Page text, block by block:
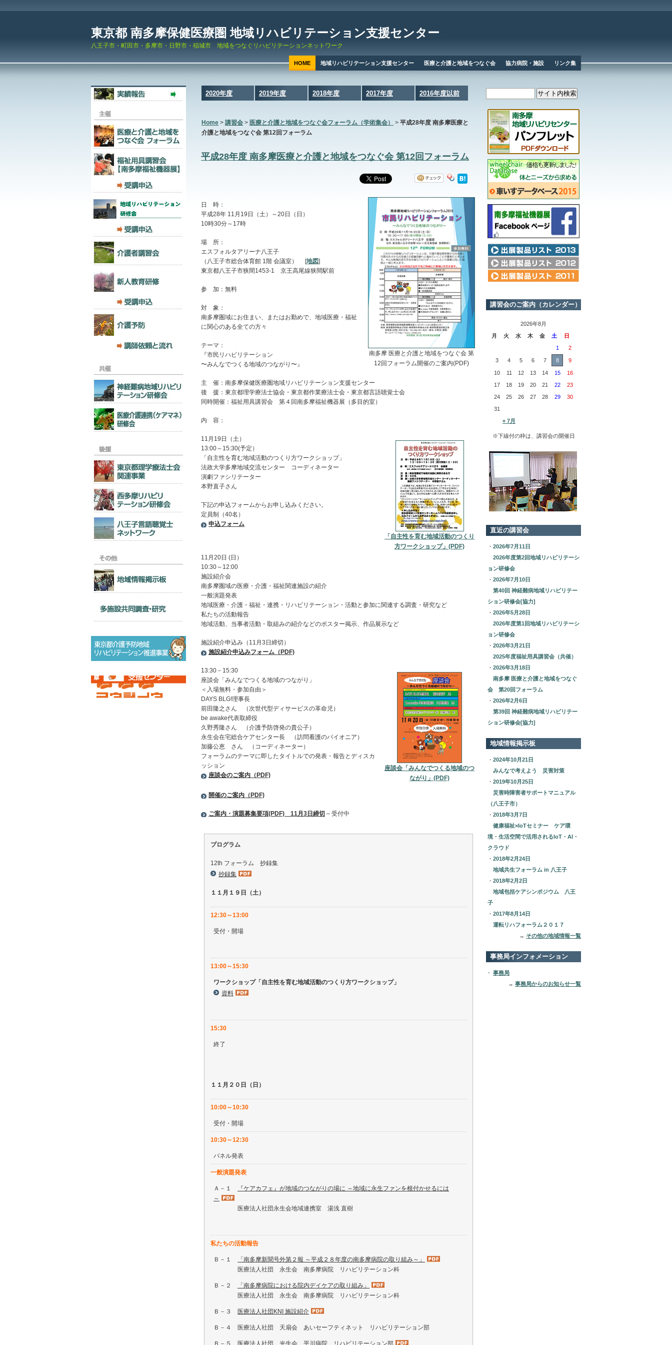
東京都 南多摩保健医療圏 地域リハビリテーション支援センター
八王子市・町田市・多摩市・日野市・稲城市 地域をつなぐリハビリテーションネットワーク
HOME 地域リハビリテーション支援センター 医療と介護と地域をつなぐ会 協力病院・施設 リンク集
2020年度 2019年度 2018年度 2017年度 2016年度以前
Home > 講習会 > 医療と介護と地域をつなぐ会フォーラム（学術集会） > 平成28年度 南多摩医療と
介護と地域をつなぐ会 第12回フォーラム
平成28年度 南多摩医療と介護と地域をつなぐ会 第12回フォーラム
南多摩 医療と介護と地域をつなぐ会 第
12回フォーラム開催のご案内(PDF)
日 時：
平成28年 11月19日（土）～20日（日）
10時30分～17時
場 所：
エスフォルタアリーナ八王子
（八王子市総合体育館 1階 会議室） [地図]
東京都八王子市狭間1453-1 京王高尾線狭間駅前
参 加：無料
対 象：
南多摩圏域にお住まい、またはお勤めで、地域医療・福祉
に関心のある全ての方々
テーマ：
『市民リハビリテーション
〜みんなでつくる地域のつながり〜』
主 催：南多摩保健医療圏地域リハビリテーション支援センター
後 援：東京都理学療法士協会・東京都作業療法士会・東京都言語聴覚士会
同時開催：福祉用具講習会 第４回南多摩福祉機器展（多目的室）
内 容：
「自主性を育む地域活動のつくり
方ワークショップ」(PDF)
11月19日（土）
13:00～15:30(予定）
「自主性を育む地域活動のつくり方ワークショップ」
法政大学多摩地域交流センター コーディネーター
演劇ファシリテーター
本野直子さん
下記の申込フォームからお申し込みください。
定員制（40名）
申込フォーム
11月20日 (日）
10:30～12:00
施設紹介会
南多摩圏域の医療・介護・福祉関連施設の紹介
一般演題発表
地域医療・介護・福祉・連携・リハビリテーション・活動と参加に関連する調査・研究など
私たちの活動報告
地域活動、当事者活動・取組みの紹介などのポスター掲示、作品展示など
施設紹介申込み（11月3日締切）
施設紹介申込みフォーム（PDF)
座談会「みんなでつくる地域のつ
ながり」(PDF)
13:30－15:30
座談会「みんなでつくる地域のつながり」
＜入場無料・参加自由＞
DAYS BLG!理事長
前田隆之さん （次世代型ディサービスの革命児）
be awake代表取締役
久野秀隆さん （介護予防啓発の貴公子）
永生会在宅総合ケアセンター長 （訪問看護のパイオニア）
加藤公恵 さん （コーディネーター）
フォーラムのテーマに即したタイトルでの発表・報告とディスカ
ッション
座談会のご案内（PDF)
開催のご案内（PDF)
ご案内・演題募集要項(PDF) 11月3日締切 – 受付中
プログラム
12th フォーラム 抄録集
抄録集
１１月１９日（土）
12:30～13:00
受付・開場
13:00～15:30
ワークショップ「自主性を育む地域活動のつくり方ワークショップ」
資料
15:30
終了
１１月２０日（日）
10:00～10:30
受付・開場
10:30～12:30
パネル発表
一般演題発表
Ａ－１
『ケアカフェ』が地域のつながりの場に ～地域に永生ファンを根付かせるには
～
医療法人社団永生会地域連携室 湯浅 直樹
私たちの活動報告
Ｂ－１
「南多摩新聞号外第２報 ～平成２８年度の南多摩病院の取り組み～」
医療法人社団 永生会 南多摩病院 リハビリテーション科
Ｂ－２
「南多摩病院における院内デイケアの取り組み」
医療法人社団 永生会 南多摩病院 リハビリテーション科
Ｂ－３ 医療法人社団KNI 施設紹介
Ｂ－４ 医療法人社団 天扇会 あいセーフティネット リハビリテーション部
Ｂ－５ 医療法人社団 光生会 平川病院 リハビリテーション部
講習会のご案内（カレンダー）
2026年8月
月
火 水 木 金 土 日
« 7月
1 2
3 4 5 6 7 8 9
10 11 12 13 14 15
16
17
18 19 20 21 22
23
24
25 26 27 28 29
30
31
※下線付の枠は、講習会の開催日
直近の講習会
・ 2026年7月11日
2026年度第2回地域リハビリテーシ
ョン研修会
・ 2026年7月10日
第40回 神経難病地域リハビリテー
ション研修会[協力]
・ 2026年5月28日
2026年度第1回地域リハビリテーシ
ョン研修会
・ 2026年3月21日
2025年度福祉用具講習会（共催）
・ 2026年3月18日
南多摩 医療と介護と地域をつなぐ
会 第20回フォーラム
・ 2026年2月6日
第39回 神経難病地域リハビリテー
ション研修会[協力]
地域情報掲示板
・ 2024年10月21日
みんなで考えよう 災害対策
・ 2019年10月25日
災害時障害者サポートマニュアル
（八王子市）
・ 2018年3月7日
健康福祉×IoTセミナー ケア環
境・生活空間で活用されるIoT・AI・
クラウド
・ 2018年2月24日
地域共生フォーラム in 八王子
・ 2018年2月2日
地域包括ケアシンポジウム 八王
子
・ 2017年8月14日
運転リハフォーラム２０１７
→ その他の地域情報一覧
事務局インフォメーション
・ 事務局
→ 事務局からのお知らせ一覧